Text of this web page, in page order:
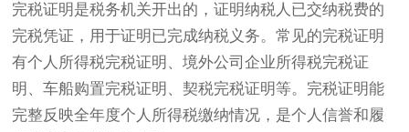
完税证明是税务机关开出的，证明纳税人已交纳税费的
完税凭证，用于证明已完成纳税义务。常见的完税证明
有个人所得税完税证明、境外公司企业所得税完税证
明、车船购置完税证明、契税完税证明等。完税证明能
完整反映全年度个人所得税缴纳情况，是个人信誉和履